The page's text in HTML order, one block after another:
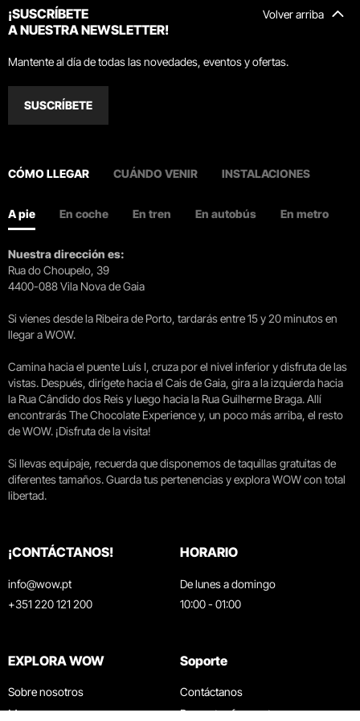
Volver arriba
¡SUSCRÍBETE
A NUESTRA NEWSLETTER!
Mantente al día de todas las novedades, eventos y ofertas.
SUSCRÍBETE
CÓMO LLEGAR CUÁNDO VENIR INSTALACIONES
A pie En coche En tren En autobús En metro
Nuestra dirección es:
Rua do Choupelo, 39
4400-088 Vila Nova de Gaia
Si vienes desde la Ribeira de Porto, tardarás entre 15 y 20 minutos en
llegar a WOW.
Camina hacia el puente Luís I, cruza por el nivel inferior y disfruta de las
vistas. Después, dirígete hacia el Cais de Gaia, gira a la izquierda hacia
la Rua Cândido dos Reis y luego hacia la Rua Guilherme Braga. Allí
encontrarás The Chocolate Experience y, un poco más arriba, el resto
de WOW. ¡Disfruta de la visita!
Si llevas equipaje, recuerda que disponemos de taquillas gratuitas de
diferentes tamaños. Guarda tus pertenencias y explora WOW con total
libertad.
¡CONTÁCTANOS!
info@wow.pt
+351 220 121 200
HORARIO
De lunes a domingo
10:00 - 01:00
EXPLORA WOW
Sobre nosotros
Museos
Soporte
Contáctanos
Preguntas frecuentes